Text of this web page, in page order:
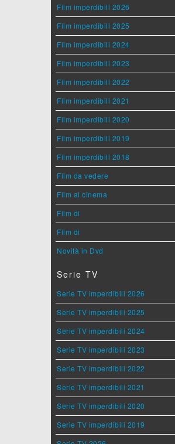
Film imperdibili 2026
Film imperdibili 2025
Film imperdibili 2024
Film imperdibili 2023
Film imperdibili 2022
Film imperdibili 2021
Film imperdibili 2020
Film imperdibili 2019
Film imperdibili 2018
Film da vedere
Film al cinema
Film di
Film di
Novità in Dvd
Serie TV
Serie TV imperdibili 2026
Serie TV imperdibili 2025
Serie TV imperdibili 2024
Serie TV imperdibili 2023
Serie TV imperdibili 2022
Serie TV imperdibili 2021
Serie TV imperdibili 2020
Serie TV imperdibili 2019